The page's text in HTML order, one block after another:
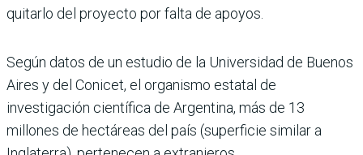
quitarlo del proyecto por falta de apoyos.
Según datos de un estudio de la Universidad de Buenos
Aires y del Conicet, el organismo estatal de
investigación científica de Argentina, más de 13
millones de hectáreas del país (superficie similar a